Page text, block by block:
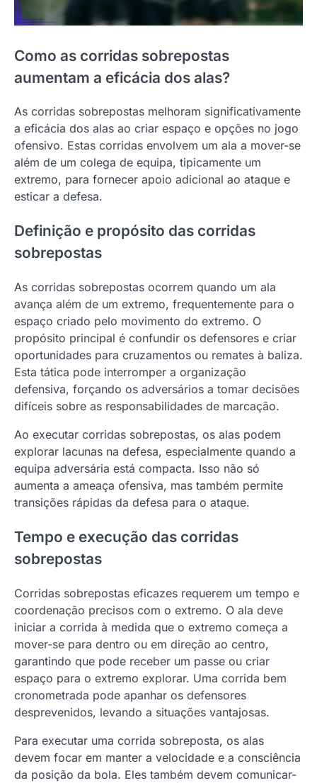
Como as corridas sobrepostas
aumentam a eficácia dos alas?
As corridas sobrepostas melhoram significativamente
a eficácia dos alas ao criar espaço e opções no jogo
ofensivo. Estas corridas envolvem um ala a mover-se
além de um colega de equipa, tipicamente um
extremo, para fornecer apoio adicional ao ataque e
esticar a defesa.
Definição e propósito das corridas
sobrepostas
As corridas sobrepostas ocorrem quando um ala
avança além de um extremo, frequentemente para o
espaço criado pelo movimento do extremo. O
propósito principal é confundir os defensores e criar
oportunidades para cruzamentos ou remates à baliza.
Esta tática pode interromper a organização
defensiva, forçando os adversários a tomar decisões
difíceis sobre as responsabilidades de marcação.
Ao executar corridas sobrepostas, os alas podem
explorar lacunas na defesa, especialmente quando a
equipa adversária está compacta. Isso não só
aumenta a ameaça ofensiva, mas também permite
transições rápidas da defesa para o ataque.
Tempo e execução das corridas
sobrepostas
Corridas sobrepostas eficazes requerem um tempo e
coordenação precisos com o extremo. O ala deve
iniciar a corrida à medida que o extremo começa a
mover-se para dentro ou em direção ao centro,
garantindo que pode receber um passe ou criar
espaço para o extremo explorar. Uma corrida bem
cronometrada pode apanhar os defensores
desprevenidos, levando a situações vantajosas.
Para executar uma corrida sobreposta, os alas
devem focar em manter a velocidade e a consciência
da posição da bola. Eles também devem comunicar-